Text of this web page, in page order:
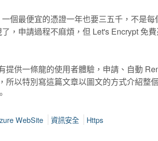
個最便宜的憑證一年也要三五千，不是
，申請過程不麻煩，但 Let's Encrypt 免
提供一條龍的使用者體驗，申請、自動
所以特別寫這篇文章以圖文的方式介紹整
WebSite 資訊安全 Https